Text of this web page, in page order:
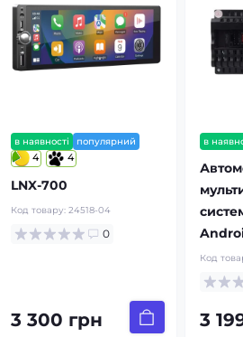
в наявності популярний
4 4
LNX-700
Код товару: 24518-04
0
3 300 грн
в
Код
3